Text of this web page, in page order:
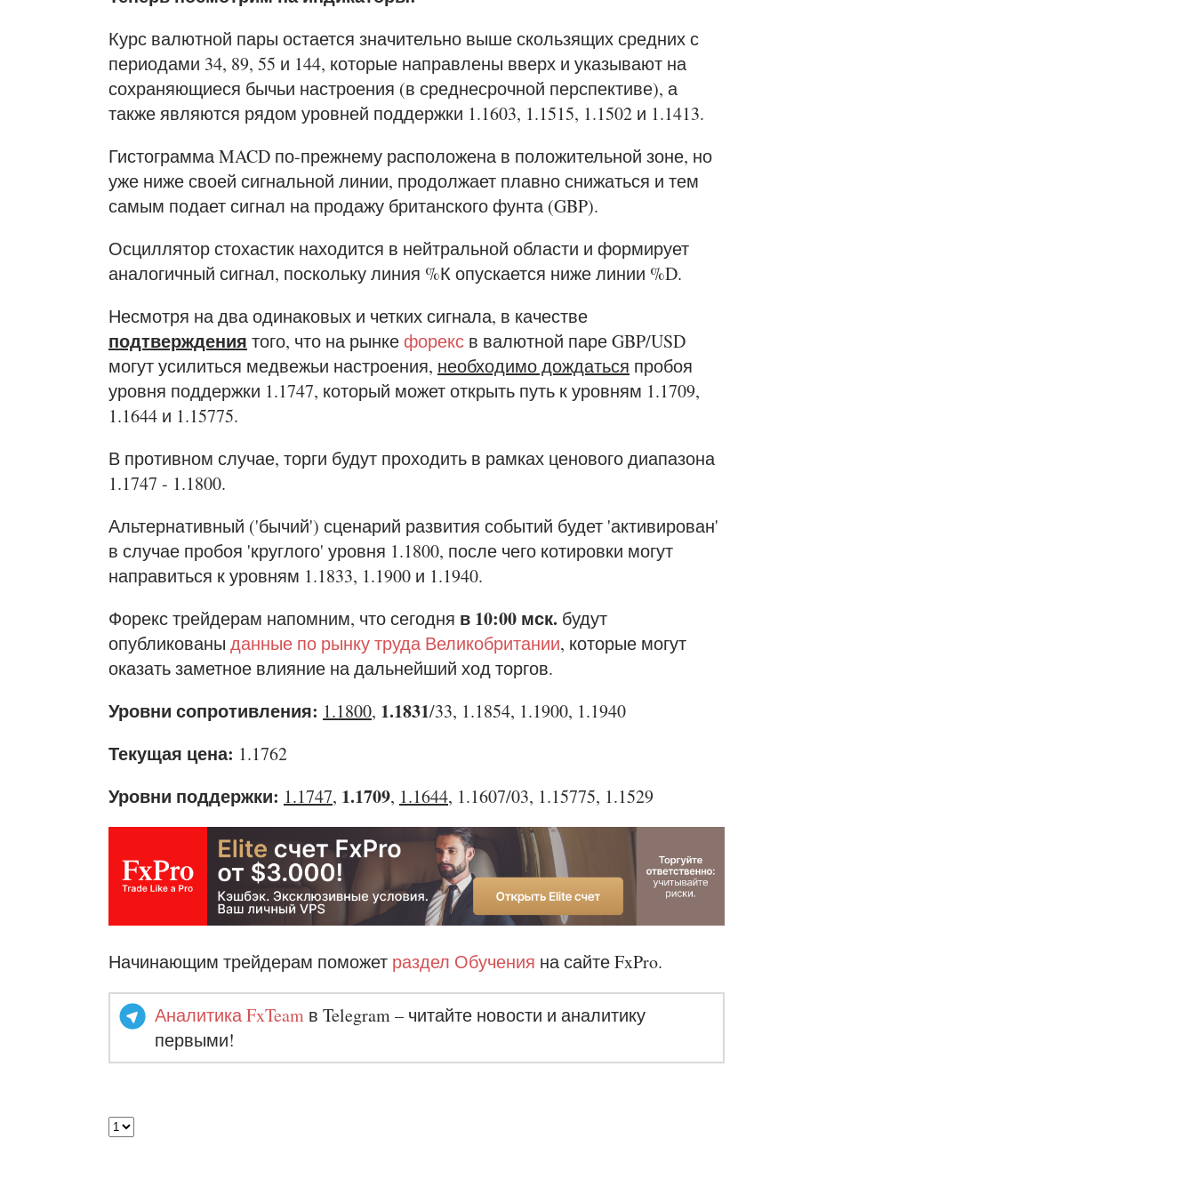
Курс валютной пары остается значительно выше скользящих средних с
периодами 34, 89, 55 и 144, которые направлены вверх и указывают на
сохраняющиеся бычьи настроения (в среднесрочной перспективе), а
также являются рядом уровней поддержки 1.1603, 1.1515, 1.1502 и 1.1413.
Гистограмма MACD по-прежнему расположена в положительной зоне, но
уже ниже своей сигнальной линии, продолжает плавно снижаться и тем
самым подает сигнал на продажу британского фунта (GBP).
Осциллятор стохастик находится в нейтральной области и формирует
аналогичный сигнал, поскольку линия %К опускается ниже линии %D.
Несмотря на два одинаковых и четких сигнала, в качестве
подтверждения того, что на рынкефорекс в валютной паре GBP/USD
могут усилиться медвежьи настроения, необходимо дождаться пробоя
уровня поддержки 1.1747, который может открыть путь к уровням 1.1709,
1.1644 и 1.15775.
В противном случае, торги будут проходить в рамках ценового диапазона
1.1747 - 1.1800.
Альтернативный ('бычий') сценарий развития событий будет 'активирован'
в случае пробоя 'круглого' уровня 1.1800, после чего котировки могут
направиться к уровням 1.1833, 1.1900 и 1.1940.
Форекс трейдерам напомним, что сегодня в 10:00 мск. будут
опубликованы данные по рынку труда Великобритании, которые могут
оказать заметное влияние на дальнейший ход торгов.
Уровни сопротивления: 1.1800, 1.1831/33, 1.1854, 1.1900, 1.1940
Текущая цена: 1.1762
Уровни поддержки: 1.1747, 1.1709, 1.1644, 1.1607/03, 1.15775, 1.1529
Начинающим трейдерам поможет раздел Обучения на сайте FxPro.
Аналитика FxTeam в Telegram – читайте новости и аналитику
первыми!